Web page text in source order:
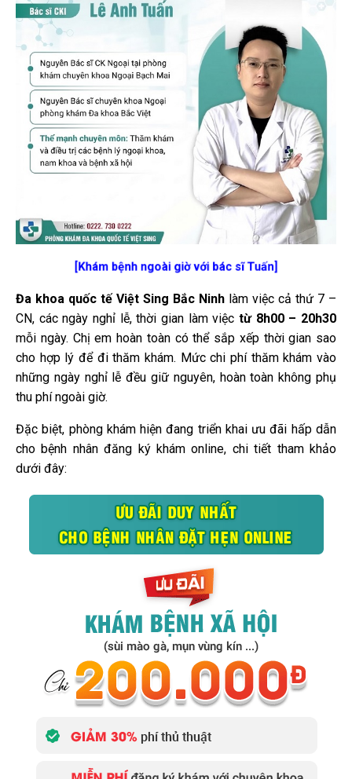
[Khám bệnh ngoài giờ với bác sĩ Tuấn]
Đa khoa quốc tế Việt Sing Bắc Ninh làm việc cả thứ 7 –
CN, các ngày nghỉ lễ, thời gian làm việc từ 8h00 – 20h30
mỗi ngày. Chị em hoàn toàn có thể sắp xếp thời gian sao
cho hợp lý để đi thăm khám. Mức chi phí thăm khám vào
những ngày nghỉ lễ đều giữ nguyên, hoàn toàn không phụ
thu phí ngoài giờ.
Đặc biệt, phòng khám hiện đang triển khai ưu đãi hấp dẫn
cho bệnh nhân đăng ký khám online, chi tiết tham khảo
dưới đây: